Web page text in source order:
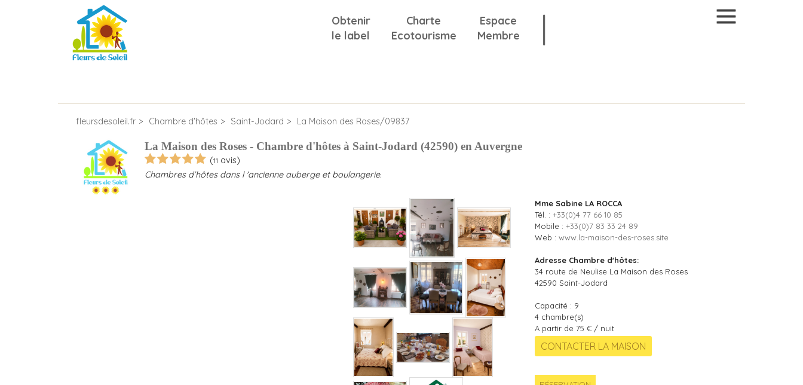
Obtenir
le label
Charte
Ecotourisme
Espace
Membre
fleursdesoleil.fr Chambre d'hôtes Saint-Jodard La Maison des Roses/09837
La Maison des Roses - Chambre d'hôtes à Saint-Jodard (42590) en Auvergne
(11 avis)
Chambres d’hôtes dans l 'ancienne auberge et boulangerie.
Mme Sabine LA ROCCA
Tél. : +33(0)4 77 66 10 85
Mobile : +33(0)7 83 33 24 89
Web : www.la-maison-des-roses.site
Adresse Chambre d'hôtes:
34 route de Neulise La Maison des Roses
42590 Saint-Jodard
Capacité : 9
4 chambre(s)
A partir de 75 € / nuit